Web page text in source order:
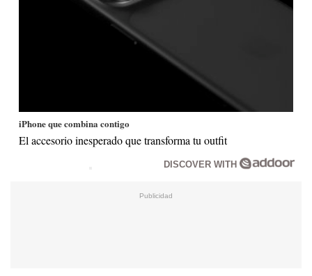
iPhone que combina contigo
El accesorio inesperado que transforma tu outfit
DISCOVER WITH